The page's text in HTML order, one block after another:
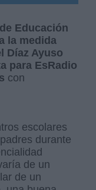
Educación
la medida
Díaz Ayuso
para EsRadio
con
escolares
durante
de un
de un